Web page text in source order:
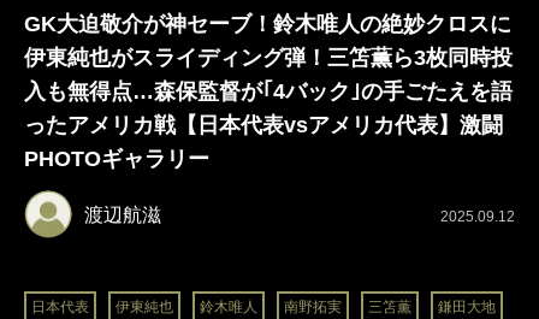
GK大迫敬介が神セーブ！鈴木唯人の絶妙クロスに
伊東純也がスライディング弾！三笘薫ら3枚同時投
入も無得点…森保監督が｢4バック｣の手ごたえを語
ったアメリカ戦【日本代表vsアメリカ代表】激闘
PHOTOギャラリー
渡辺航滋 2025.09.12
日本代表 伊東純也 鈴木唯人 南野拓実 三笘薫 鎌田大地